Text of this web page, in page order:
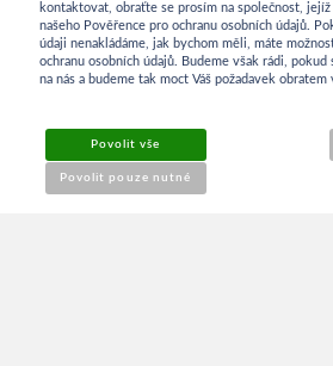
INFORMACE
Reklamace
kontaktovat, obraťte se prosím na společnost,
našeho Pověřence pro ochranu osobních údajů.
údaji nenakládáme, jak bychom měli, máte
ochranu osobních údajů. Budeme však rádi,
na nás a budeme tak moct Váš požadavek obratem
Povolit vše
Povolit pouze nutné